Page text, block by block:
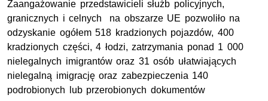
Zaangażowanie przedstawicieli służb policyjnych,
granicznych i celnych na obszarze UE pozwoliło na
odzyskanie ogółem 518 kradzionych pojazdów, 400
kradzionych części, 4 łodzi, zatrzymania ponad 1 000
nielegalnych imigrantów oraz 31 osób ułatwiających
nielegalną imigrację oraz zabezpieczenia 140
podrobionych lub przerobionych dokumentów